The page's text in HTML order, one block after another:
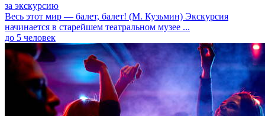
за экскурсию
Весь этот мир — балет, балет! (М. Кузьмин) Экскурсия
начинается в старейшем театральном музее ...
до 5 человек